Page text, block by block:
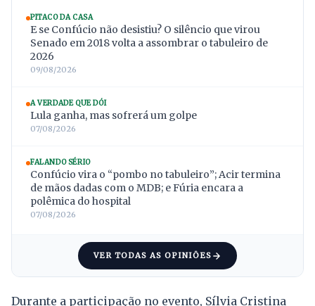
PITACO DA CASA
E se Confúcio não desistiu? O silêncio que virou
Senado em 2018 volta a assombrar o tabuleiro de
2026
09/08/2026
A VERDADE QUE DÓI
Lula ganha, mas sofrerá um golpe
07/08/2026
FALANDO SÉRIO
Confúcio vira o “pombo no tabuleiro”; Acir termina
de mãos dadas com o MDB; e Fúria encara a
polêmica do hospital
07/08/2026
VER TODAS AS OPINIÕES
Durante a participação no evento, Sílvia Cristina